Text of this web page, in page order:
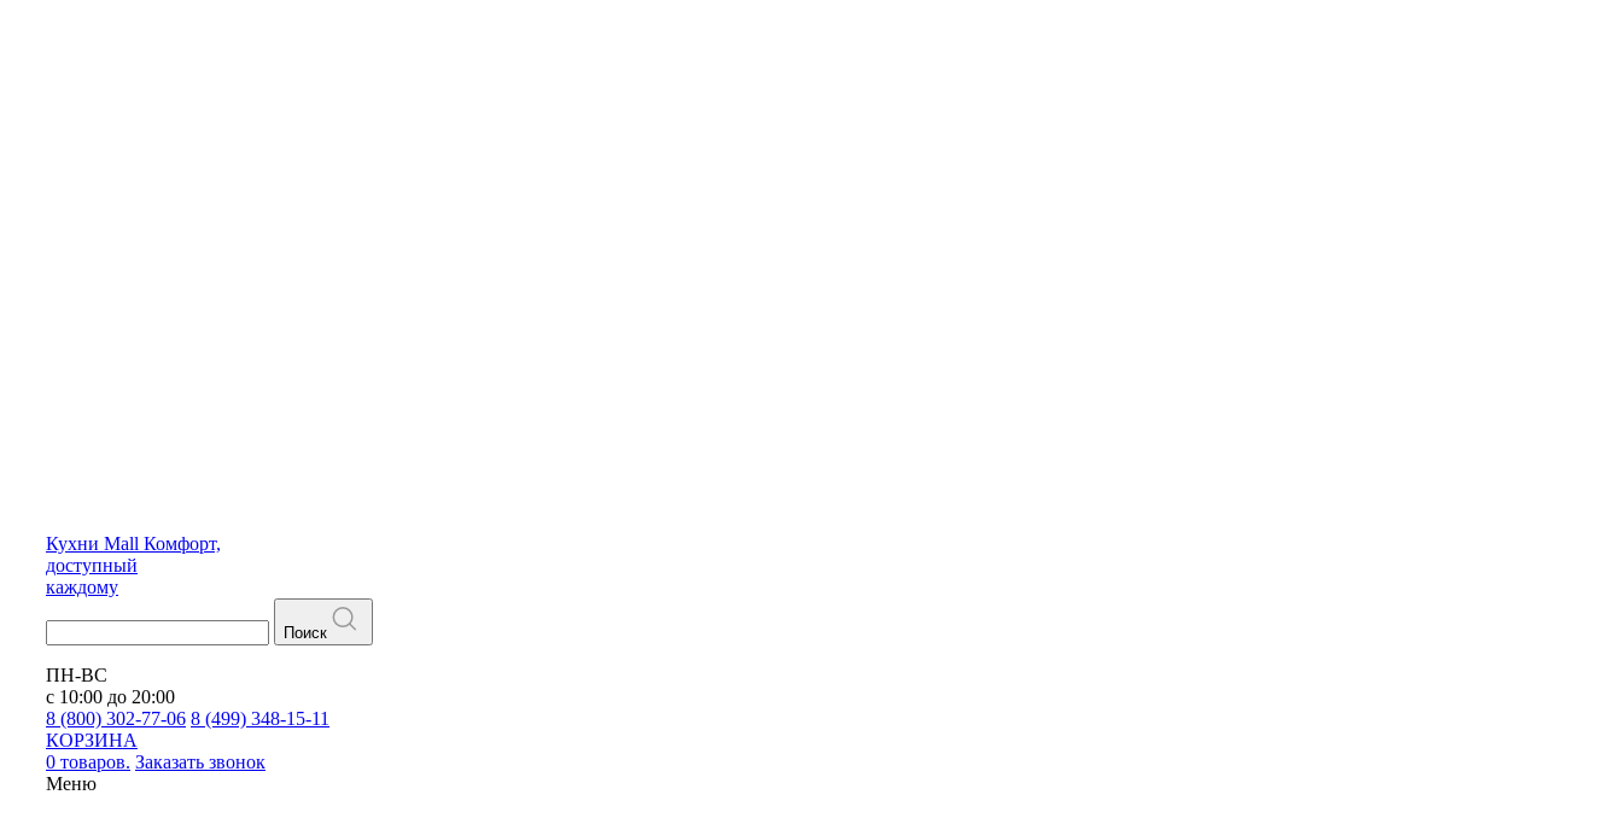
Кухни Mall Комфорт,
доступный
каждому
Поиск
ПН-ВС
с 10:00 до 20:00
8 (800) 302-77-06 8 (499) 348-15-11
КОРЗИНА
0 товаров. Заказать звонок
Меню